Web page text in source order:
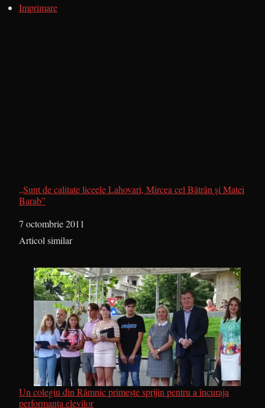
Imprimare
„Sunt de calitate liceele Lahovari, Mircea cel Bătrân și Matei
Barab”
Dată
7 octombrie 2011
În legătură cu
Articol similar
Un colegiu din Râmnic primește sprijin pentru a încuraja
performanța elevilor